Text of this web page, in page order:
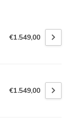
€1.549,00
€1.549,00